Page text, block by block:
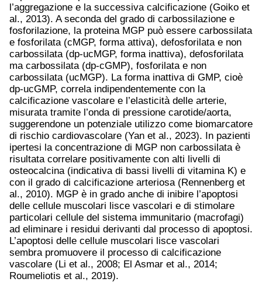
l’aggregazione e la successiva calcificazione (Goiko et
al., 2013). A seconda del grado di carbossilazione e
fosforilazione, la proteina MGP può essere carbossilata
e fosforilata (cMGP, forma attiva), defosforilata e non
carbossilata (dp-ucMGP, forma inattiva), defosforilata
ma carbossilata (dp-cGMP), fosforilata e non
carbossilata (ucMGP). La forma inattiva di GMP, cioè
dp-ucGMP, correla indipendentemente con la
calcificazione vascolare e l’elasticità delle arterie,
misurata tramite l’onda di pressione carotide/aorta,
suggerendone un potenziale utilizzo come biomarcatore
di rischio cardiovascolare (Yan et al., 2023). In pazienti
ipertesi la concentrazione di MGP non carbossilata è
risultata correlare positivamente con alti livelli di
osteocalcina (indicativa di bassi livelli di vitamina K) e
con il grado di calcificazione arteriosa (Rennenberg et
al., 2010). MGP è in grado anche di inibire l’apoptosi
delle cellule muscolari lisce vascolari e di stimolare
particolari cellule del sistema immunitario (macrofagi)
ad eliminare i residui derivanti dal processo di apoptosi.
L’apoptosi delle cellule muscolari lisce vascolari
sembra promuovere il processo di calcificazione
vascolare (Li et al., 2008; El Asmar et al., 2014;
Roumeliotis et al., 2019).